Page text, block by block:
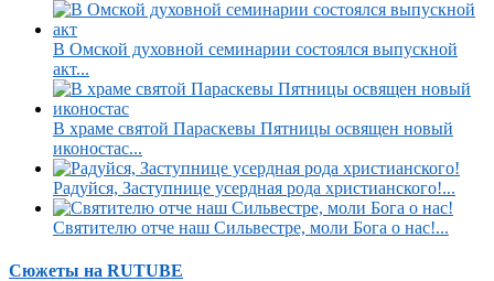
В Омской духовной семинарии состоялся выпускной
акт...
В храме святой Параскевы Пятницы освящен новый
иконостас...
Радуйся, Заступнице усердная рода христианского!...
Святителю отче наш Сильвестре, моли Бога о нас!...
Сюжеты на RUTUBE